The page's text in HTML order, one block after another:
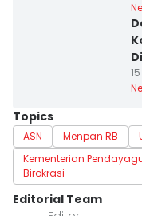
Topics
ASN Menpan RB
Kementerian
Birokrasi
Editorial Team